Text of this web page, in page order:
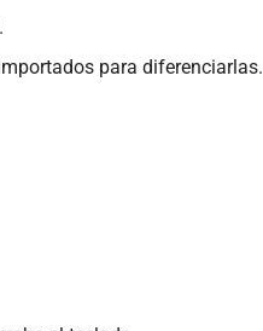
para diferenciarlas.